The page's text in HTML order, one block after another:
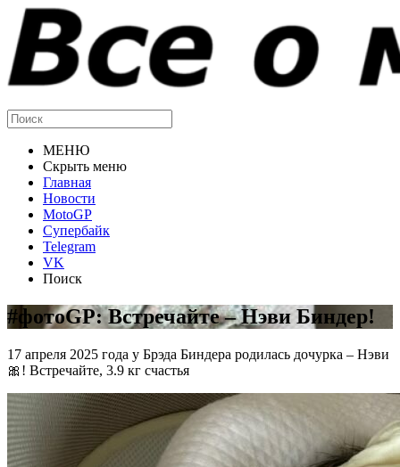
МЕНЮ
Скрыть меню
Главная
Новости
MotoGP
Супербайк
Telegram
VK
Поиск
#фотоGP: Встречайте – Нэви Биндер!
17 апреля 2025 года у Брэда Биндера родилась дочурка – Нэви
🎀! Встречайте, 3.9 кг счастья